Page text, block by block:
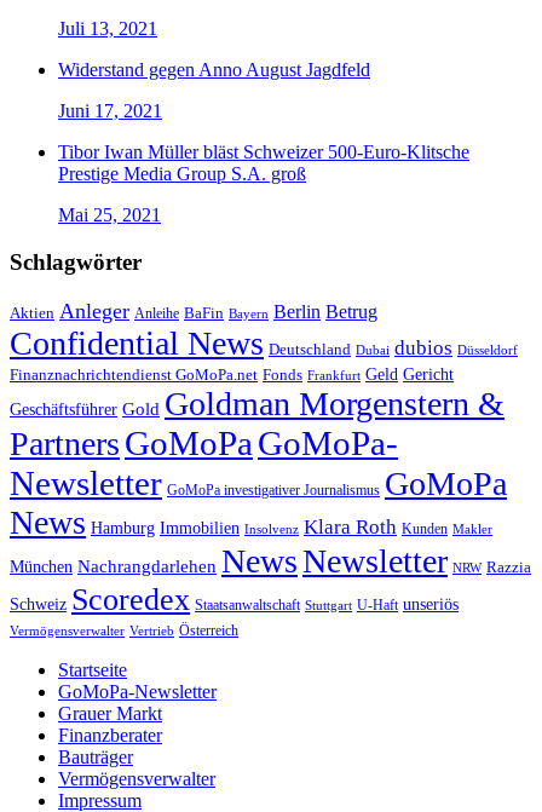
Juli 13, 2021
Widerstand gegen Anno August Jagdfeld
Juni 17, 2021
Tibor Iwan Müller bläst Schweizer 500-Euro-Klitsche
Prestige Media Group S.A. groß
Mai 25, 2021
Schlagwörter
Aktien Anleger Anleihe BaFin Bayern Berlin Betrug
Confidential News Deutschland Dubai dubios Düsseldorf
Finanznachrichtendienst GoMoPa.net Fonds Frankfurt Geld Gericht
Geschäftsführer Gold Goldman Morgenstern &
PartnersGoMoPa GoMoPa-
Newsletter GoMoPa investigativer Journalismus GoMoPa
News Hamburg Immobilien Insolvenz Klara Roth Kunden Makler
München Nachrangdarlehen NewsNewsletter NRW Razzia
Schweiz Scoredex Staatsanwaltschaft Stuttgart U-Haft unseriös
Vermögensverwalter Vertrieb Österreich
Startseite
GoMoPa-Newsletter
Grauer Markt
Finanzberater
Bauträger
Vermögensverwalter
Impressum